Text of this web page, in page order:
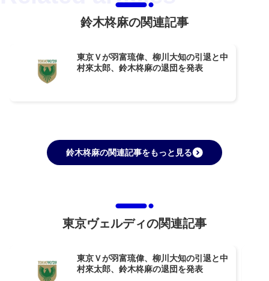
鈴木柊麻の関連記事
東京Ｖが羽富琉偉、柳川大知の引退と中
村來太郎、鈴木柊麻の退団を発表
鈴木柊麻の関連記事をもっと見る
東京ヴェルディの関連記事
東京Ｖが羽富琉偉、柳川大知の引退と中
村來太郎、鈴木柊麻の退団を発表